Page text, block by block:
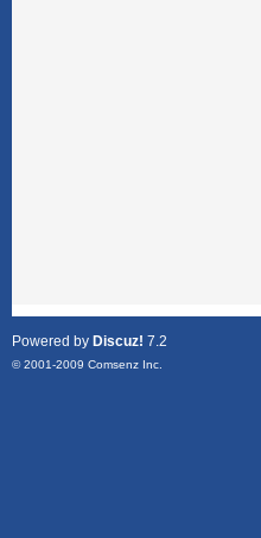
Powered by Discuz! 7.2
© 2001-2009 Comsenz Inc.